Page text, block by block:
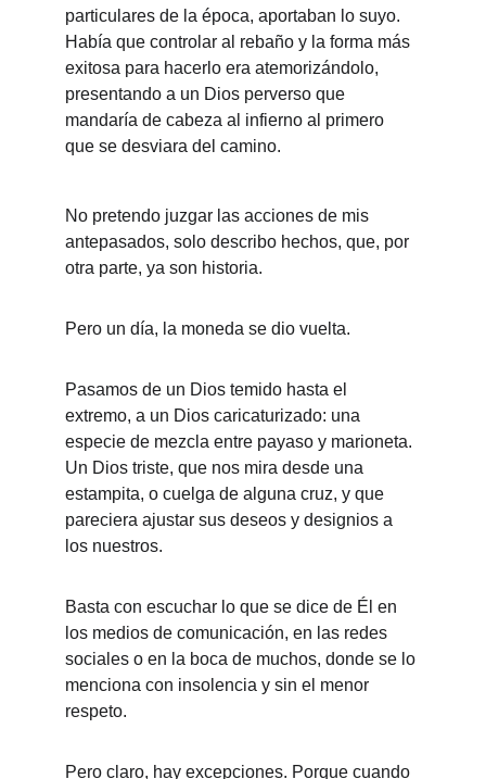
particulares de la época, aportaban lo suyo.
Había que controlar al rebaño y la forma más
exitosa para hacerlo era atemorizándolo,
presentando a un Dios perverso que
mandaría de cabeza al infierno al primero
que se desviara del camino.
No pretendo juzgar las acciones de mis
antepasados, solo describo hechos, que, por
otra parte, ya son historia.
Pero un día, la moneda se dio vuelta.
Pasamos de un Dios temido hasta el
extremo, a un Dios caricaturizado: una
especie de mezcla entre payaso y marioneta.
Un Dios triste, que nos mira desde una
estampita, o cuelga de alguna cruz, y que
pareciera ajustar sus deseos y designios a
los nuestros.
Basta con escuchar lo que se dice de Él en
los medios de comunicación, en las redes
sociales o en la boca de muchos, donde se lo
menciona con insolencia y sin el menor
respeto.
Pero claro, hay excepciones. Porque cuando